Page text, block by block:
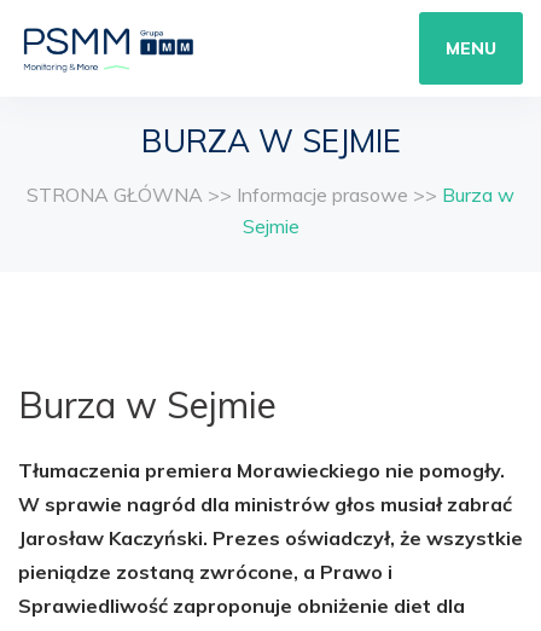
MENU
BURZA W SEJMIE
STRONA GŁÓWNA >> Informacje prasowe >> Burza w
Sejmie
Burza w Sejmie
Tłumaczenia premiera Morawieckiego nie pomogły.
W sprawie nagród dla ministrów głos musiał zabrać
Jarosław Kaczyński. Prezes oświadczył, że wszystkie
pieniądze zostaną zwrócone, a Prawo i
Sprawiedliwość zaproponuje obniżenie diet dla